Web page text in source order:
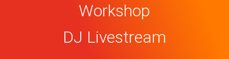
Workshop
DJ Livestream